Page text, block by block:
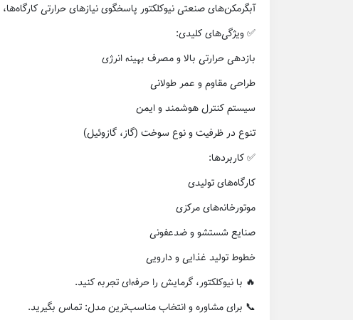
آبگرمکن‌های صنعتی نیوکلکتور پاسخگوی نیازهای حرارتی
✅ ویژگی‌های کلیدی:
بازدهی حرارتی بالا و مصرف بهینه انرژی
طراحی مقاوم و عمر طولانی
سیستم کنترل هوشمند و ایمن
تنوع در ظرفیت و نوع سوخت (گاز، گازوئیل)
✅ کاربردها:
کارگاه‌های تولیدی
موتورخانه‌های مرکزی
صنایع شستشو و ضدعفونی
خطوط تولید غذایی و دارویی
🔥 با نیوکلکتور، گرمایش را حرفه‌ای تجربه کنید.
📞 برای مشاوره و انتخاب مناسب‌ترین مدل: تماس بگیرید.